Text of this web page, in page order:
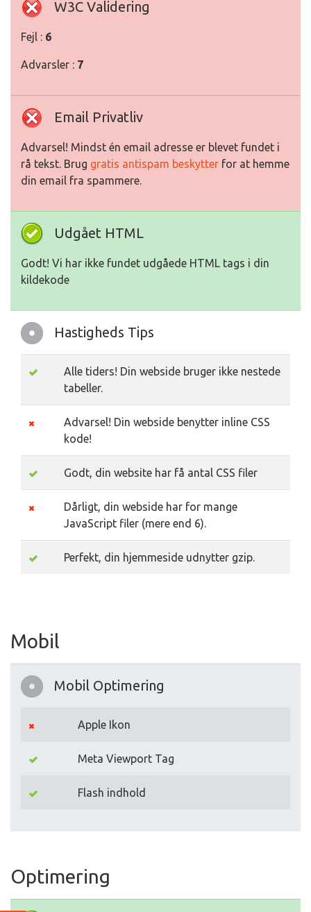
W3C Validering
Fejl : 6
Advarsler : 7
Email Privatliv
Advarsel! Mindst én email adresse er blevet fundet i
rå tekst. Brug gratis antispam beskytter for at hemme
din email fra spammere.
Udgået HTML
Godt! Vi har ikke fundet udgåede HTML tags i din
kildekode
Hastigheds Tips
Alle tiders! Din webside bruger ikke nestede
tabeller.
Advarsel! Din webside benytter inline CSS
kode!
Godt, din website har få antal CSS filer
Dårligt, din webside har for mange
JavaScript filer (mere end 6).
Perfekt, din hjemmeside udnytter gzip.
Mobil
Mobil Optimering
Apple Ikon
Meta Viewport Tag
Flash indhold
Optimering